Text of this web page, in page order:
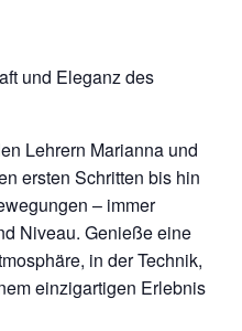
und Eleganz des
Lehrern Marianna und
ersten Schritten bis hin
– immer
Niveau. Genieße eine
in der Technik,
einzigartigen Erlebnis